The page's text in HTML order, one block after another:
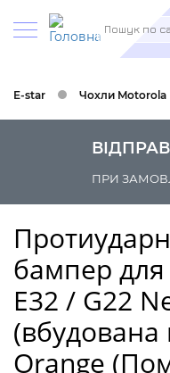
Пошук
E-star Чохли Motorola
ПРИ
бампер
E32 / G22
(вбудована
Orange